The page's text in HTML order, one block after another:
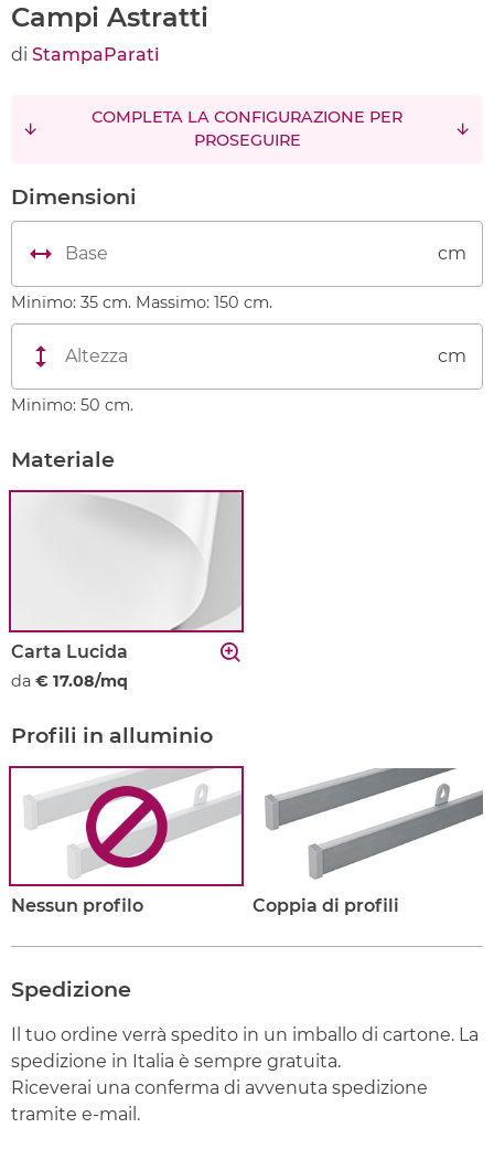
Campi Astratti
di StampaParati
COMPLETA LA CONFIGURAZIONE PER
PROSEGUIRE
Dimensioni
cm
Minimo: 35 cm. Massimo: 150 cm.
cm
Minimo: 50 cm.
Materiale
Carta Lucida
da € 17.08/mq
Profili in alluminio
Nessun profilo Coppia di profili
Spedizione
Il tuo ordine verrà spedito in un imballo di cartone. La
spedizione in Italia è sempre gratuita.
Riceverai una conferma di avvenuta spedizione
tramite e-mail.